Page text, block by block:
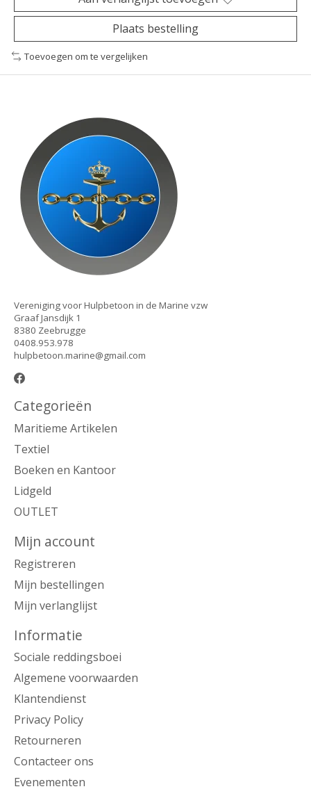
Plaats bestelling
Toevoegen om te vergelijken
Vereniging voor Hulpbetoon in de Marine vzw
Graaf Jansdijk 1
8380 Zeebrugge
0408.953.978
hulpbetoon.marine@gmail.com
Categorieën
Maritieme Artikelen
Textiel
Boeken en Kantoor
Lidgeld
OUTLET
Mijn account
Registreren
Mijn bestellingen
Mijn verlanglijst
Informatie
Sociale reddingsboei
Algemene voorwaarden
Klantendienst
Privacy Policy
Retourneren
Contacteer ons
Evenementen